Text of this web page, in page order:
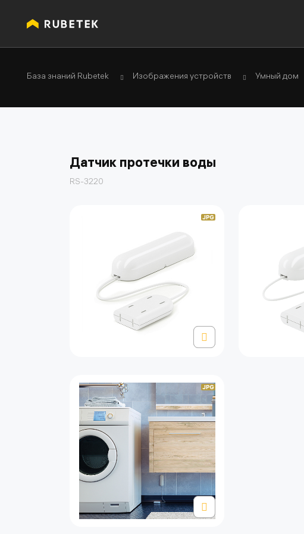
База знаний Rubetek Изображения устройств Умный дом
Датчик протечки воды
RS-3220